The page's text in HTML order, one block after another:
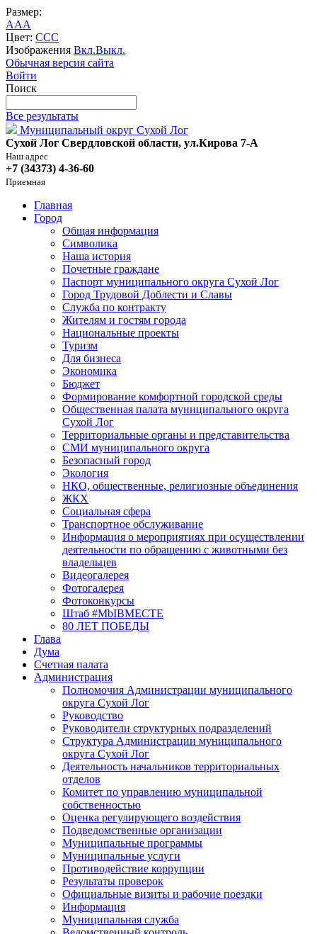
Размер:
AAA
Цвет: CCC
Изображения Вкл.Выкл.
Обычная версия сайта
Войти
Поиск
Все результаты
Муниципальный округ Сухой Лог
Сухой Лог Свердловской области, ул.Кирова 7-А
Наш адрес
+7 (34373) 4-36-60
Приемная
Главная
Город
Общая информация
Символика
Наша история
Почетные граждане
Паспорт муниципального округа Сухой Лог
Город Трудовой Доблести и Славы
Служба по контракту
Жителям и гостям города
Национальные проекты
Туризм
Для бизнеса
Экономика
Бюджет
Формирование комфортной городской среды
Общественная палата муниципального округа
Сухой Лог
Территориальные органы и представительства
СМИ муниципального округа
Безопасный город
Экология
НКО, общественные, религиозные объединения
ЖКХ
Социальная сфера
Транспортное обслуживание
Информация о мероприятиях при осуществлении
деятельности по обращению с животными без
владельцев
Видеогалерея
Фотогалерея
Фотоконкурсы
Штаб #MbIBMECTE
80 ЛЕТ ПОБЕДЫ
Глава
Дума
Счетная палата
Администрация
Полномочия Администрации муниципального
округа Сухой Лог
Руководство
Руководители структурных подразделений
Структура Администрации муниципального
округа Сухой Лог
Деятельность начальников территориальных
отделов
Комитет по управлению муниципальной
собственностью
Оценка регулирующего воздействия
Подведомственные организации
Муниципальные программы
Муниципальные услуги
Противодействие коррупции
Результаты проверок
Официальные визиты и рабочие поездки
Информация
Муниципальная служба